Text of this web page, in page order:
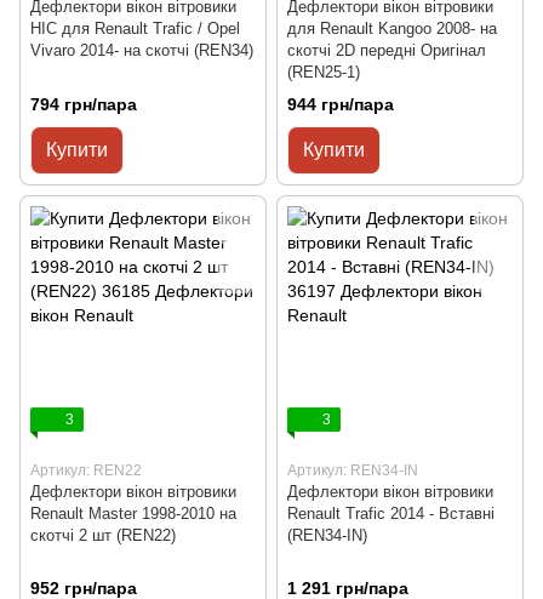
Дефлектори вікон вітровики
HIC для Renault Trafic / Opel
Vivaro 2014- на скотчі (REN34)
794 грн/пара
Купити
Дефлектори вікон вітровики
для Renault Kangoo 2008- на
скотчі 2D передні Оригінал
(REN25-1)
944 грн/пара
Купити
3
Артикул: REN22
Дефлектори вікон вітровики
Renault Master 1998-2010 на
скотчі 2 шт (REN22)
952 грн/пара
3
Артикул: REN34-IN
Дефлектори вікон вітровики
Renault Trafic 2014 - Вставні
(REN34-IN)
1 291 грн/пара